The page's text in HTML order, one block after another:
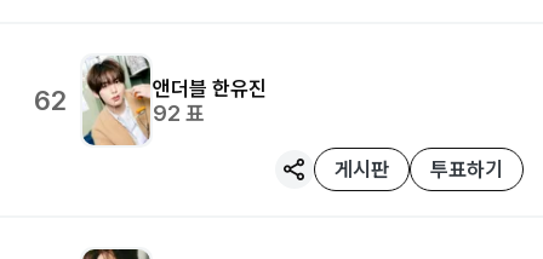
62 앤더블 한유진
92 표
게시판 투표하기